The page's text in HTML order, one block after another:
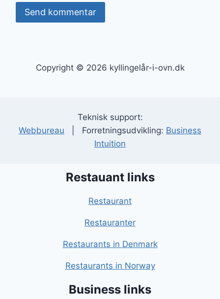
Copyright © 2026 kyllingelår-i-ovn.dk
Teknisk support:
Webbureau | Forretningsudvikling: Business
Intuition
Restauant links
Restaurant
Restauranter
Restaurants in Denmark
Restaurants in Norway
Business links